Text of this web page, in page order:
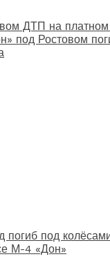
ДТП на платном
под Ростовом
погиб под
М-4 «Дон»